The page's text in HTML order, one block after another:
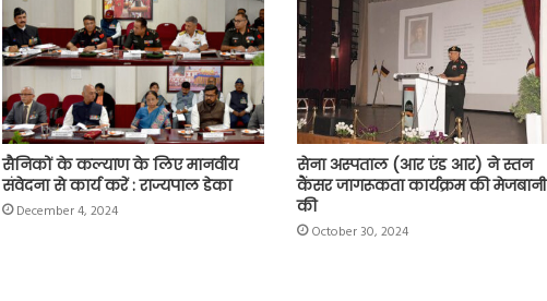
सैनिकों के कल्याण के लिए मानवीय
संवेदना से कार्य करें : राज्यपाल डेका
December 4, 2024
सेना अस्पताल (आर एंड आर) ने स्तन
कैंसर जागरूकता कार्यक्रम की मेजबानी
की
October 30, 2024